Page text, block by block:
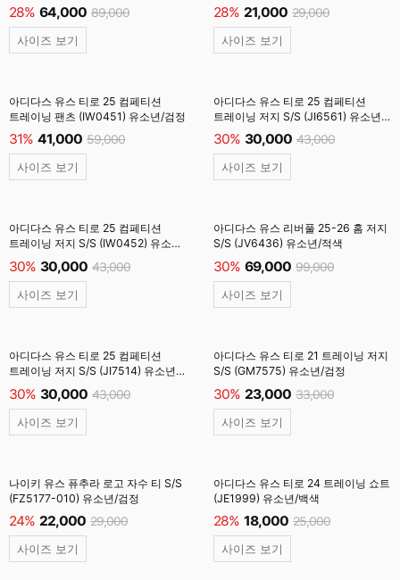
28% 64,000 89,000
사이즈 보기
28% 21,000 29,000
사이즈 보기
아디다스 유스 티로 25 컴페티션
트레이닝 팬츠 (IW0451) 유소년/검정
31% 41,000 59,000
사이즈 보기
아디다스 유스 티로 25 컴페티션
트레이닝 저지 S/S (JI6561) 유소년/
크루블루
30% 30,000 43,000
사이즈 보기
아디다스 유스 티로 25 컴페티션
트레이닝 저지 S/S (IW0452) 유소년/
검정
30% 30,000 43,000
사이즈 보기
아디다스 유스 리버풀 25-26 홈 저지
S/S (JV6436) 유소년/적색
30% 69,000 99,000
사이즈 보기
아디다스 유스 티로 25 컴페티션
트레이닝 저지 S/S (JI7514) 유소년/
백색/검정
30% 30,000 43,000
사이즈 보기
아디다스 유스 티로 21 트레이닝 저지
S/S (GM7575) 유소년/검정
30% 23,000 33,000
사이즈 보기
나이키 유스 퓨추라 로고 자수 티 S/S
(FZ5177-010) 유소년/검정
24% 22,000 29,000
사이즈 보기
아디다스 유스 티로 24 트레이닝 쇼트
(JE1999) 유소년/백색
28% 18,000 25,000
사이즈 보기